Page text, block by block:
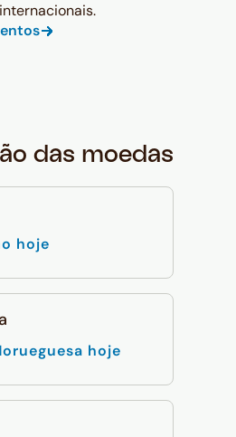
das moedas
hoje
hoje